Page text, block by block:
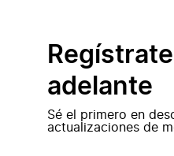
adelante
Sé el primero en
actualizaciones de